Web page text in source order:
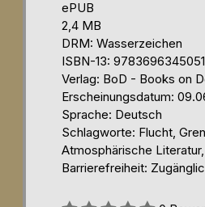
ePUB
2,4 MB
DRM: Wasserzeichen
ISBN-13: 9783696345051
Verlag: BoD - Books on
Erscheinungsdatum:
Sprache: Deutsch
Schlagworte: Flucht,
Atmosphärische
Barrierefreiheit: